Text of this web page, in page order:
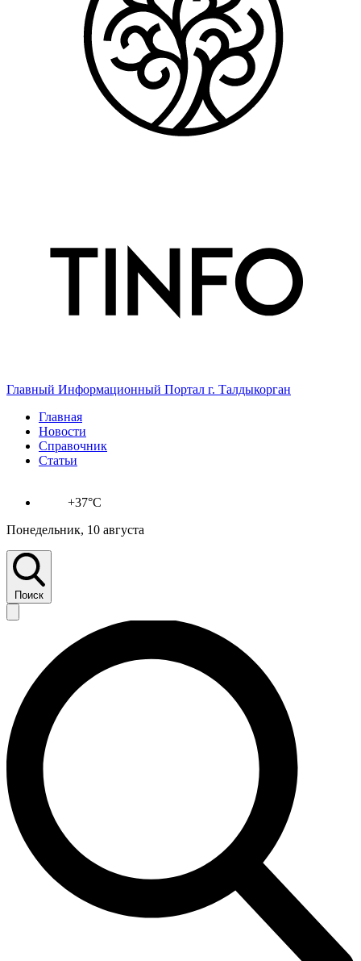
Главный Информационный Портал г. Талдыкорган
Главная
Новости
Справочник
Статьи
+37°C
Понедельник, 10 августа
Поиск